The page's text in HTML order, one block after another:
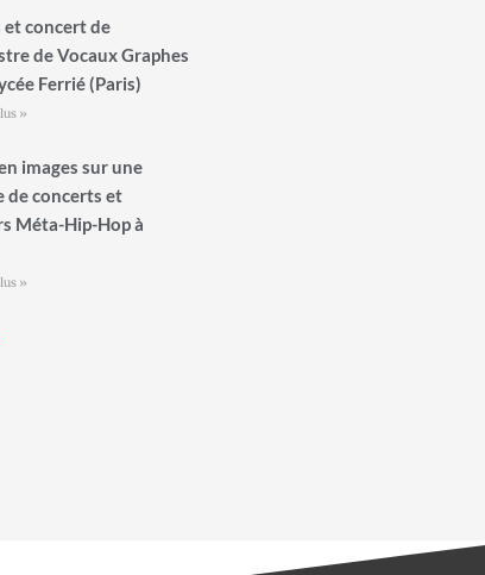
concert de
de Vocaux Graphes
Ferrié (Paris)
»
images sur une
de concerts et
Méta-Hip-Hop à
»